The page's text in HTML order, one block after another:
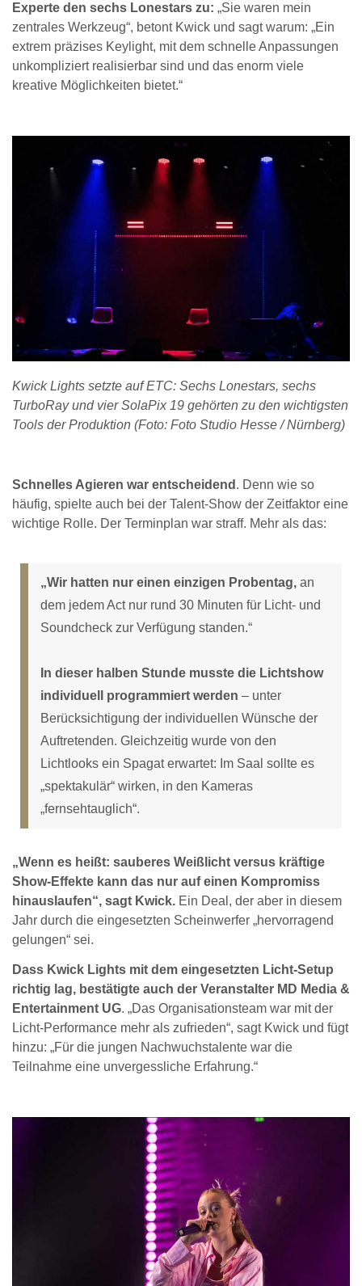
Experte den sechs Lonestars zu: „Sie waren mein
zentrales Werkzeug“, betont Kwick und sagt warum: „Ein
extrem präzises Keylight, mit dem schnelle Anpassungen
unkompliziert realisierbar sind und das enorm viele
kreative Möglichkeiten bietet.“
Kwick Lights setzte auf ETC: Sechs Lonestars, sechs
TurboRay und vier SolaPix 19 gehörten zu den wichtigsten
Tools der Produktion (Foto: Foto Studio Hesse / Nürnberg)
Schnelles Agieren war entscheidend . Denn wie so
häufig, spielte auch bei der Talent-Show der Zeitfaktor eine
wichtige Rolle. Der Terminplan war straff. Mehr als das:
„Wir hatten nur einen einzigen Probentag, an
dem jedem Act nur rund 30 Minuten für Licht- und
Soundcheck zur Verfügung standen.“
In dieser halben Stunde musste die Lichtshow
individuell programmiert werden – unter
Berücksichtigung der individuellen Wünsche der
Auftretenden. Gleichzeitig wurde von den
Lichtlooks ein Spagat erwartet: Im Saal sollte es
„spektakulär“ wirken, in den Kameras
„fernsehtauglich“.
„Wenn es heißt: sauberes Weißlicht versus kräftige
Show-Effekte kann das nur auf einen Kompromiss
hinauslaufen“, sagt Kwick. Ein Deal, der aber in diesem
Jahr durch die eingesetzten Scheinwerfer „hervorragend
gelungen“ sei.
Dass Kwick Lights mit dem eingesetzten Licht-Setup
richtig lag, bestätigte auch der Veranstalter MD Media &
Entertainment UG. „Das Organisationsteam war mit der
Licht-Performance mehr als zufrieden“, sagt Kwick und fügt
hinzu: „Für die jungen Nachwuchstalente war die
Teilnahme eine unvergessliche Erfahrung.“